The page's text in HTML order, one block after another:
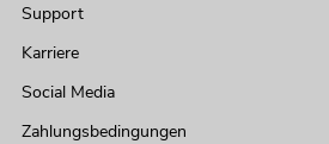
Support
Karriere
Social Media
Zahlungsbedingungen